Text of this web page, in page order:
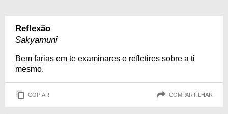
Reflexão
Sakyamuni
Bem farias em te examinares e refletires sobre a ti
mesmo.
COPIAR COMPARTILHAR